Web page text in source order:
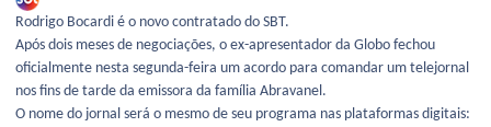
Rodrigo Bocardi é o novo contratado do SBT.
Após dois meses de negociações, o ex-apresentador da Globo fechou
oficialmente nesta segunda-feira um acordo para comandar um telejornal
nos fins de tarde da emissora da família Abravanel.
O nome do jornal será o mesmo de seu programa nas plataformas digitais: